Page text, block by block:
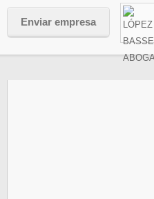
Enviar empresa